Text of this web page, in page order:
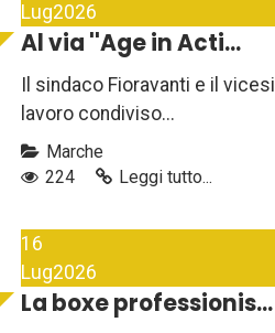
Lug2026
Al via ''Age in Acti...
Il sindaco Fioravanti e il
lavoro condiviso...
Marche
224
Leggi tutto...
16
Lug2026
La boxe professionis...